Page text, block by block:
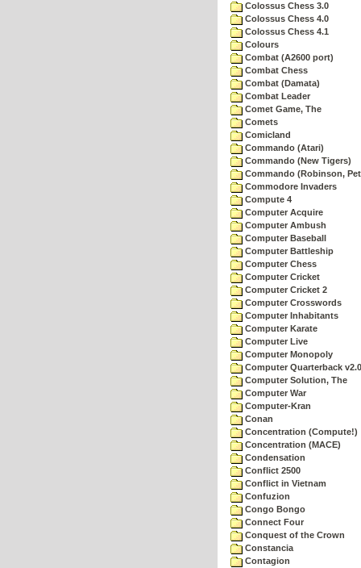
Colossus Chess 3.0
Colossus Chess 4.0
Colossus Chess 4.1
Colours
Combat (A2600 port)
Combat Chess
Combat (Damata)
Combat Leader
Comet Game, The
Comets
Comicland
Commando (Atari)
Commando (New Tigers)
Commando (Robinson,
Commodore Invaders
Compute 4
Computer Acquire
Computer Ambush
Computer Baseball
Computer Battleship
Computer Chess
Computer Cricket
Computer Cricket 2
Computer Crosswords
Computer Inhabitants
Computer Karate
Computer Live
Computer Monopoly
Computer Quarterback v2.0
Computer Solution, The
Computer War
Computer-Kran
Conan
Concentration (Compute!)
Concentration (MACE)
Condensation
Conflict 2500
Conflict in Vietnam
Confuzion
Congo Bongo
Connect Four
Conquest of the Crown
Constancia
Contagion